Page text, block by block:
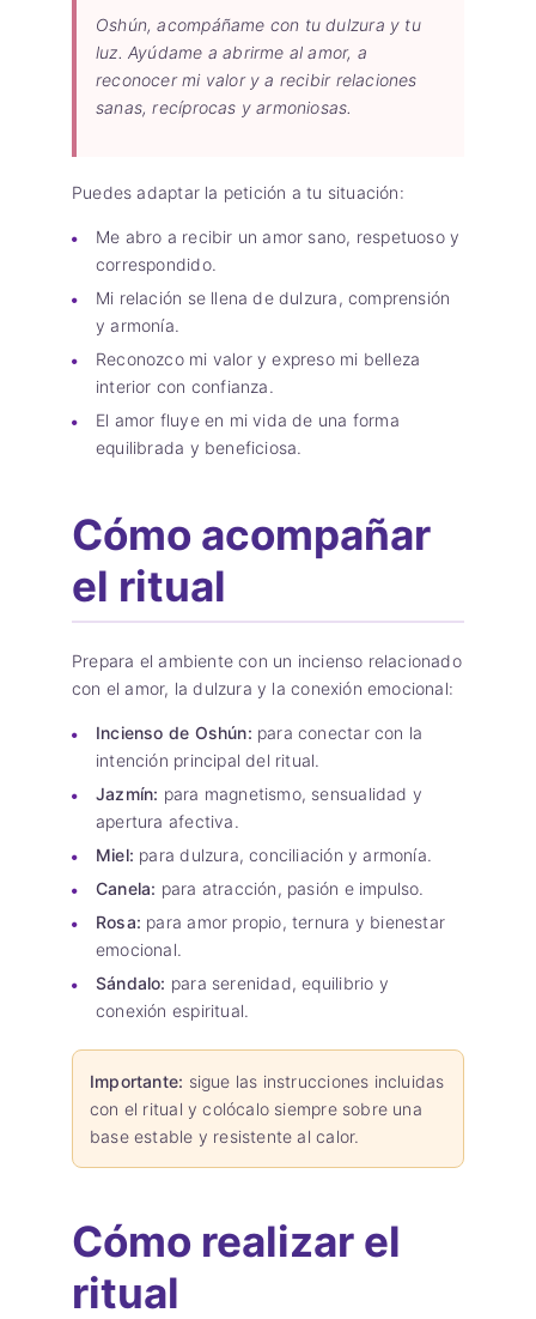
Oshún, acompáñame con tu dulzura y tu
luz. Ayúdame a abrirme al amor, a
reconocer mi valor y a recibir relaciones
sanas, recíprocas y armoniosas.
Puedes adaptar la petición a tu situación:
Me abro a recibir un amor sano, respetuoso y
correspondido.
Mi relación se llena de dulzura, comprensión
y armonía.
Reconozco mi valor y expreso mi belleza
interior con confianza.
El amor fluye en mi vida de una forma
equilibrada y beneficiosa.
Cómo acompañar
el ritual
Prepara el ambiente con un incienso relacionado
con el amor, la dulzura y la conexión emocional:
Incienso de Oshún: para conectar con la
intención principal del ritual.
Jazmín: para magnetismo, sensualidad y
apertura afectiva.
Miel: para dulzura, conciliación y armonía.
Canela: para atracción, pasión e impulso.
Rosa: para amor propio, ternura y bienestar
emocional.
Sándalo: para serenidad, equilibrio y
conexión espiritual.
Importante: sigue las instrucciones incluidas
con el ritual y colócalo siempre sobre una
base estable y resistente al calor.
Cómo realizar el
ritual